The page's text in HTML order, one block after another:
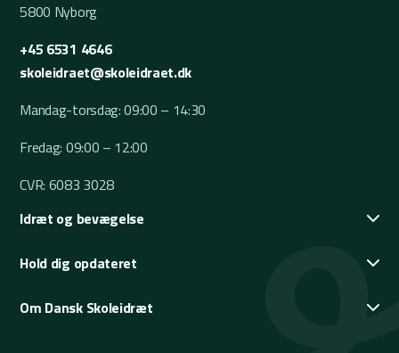
5800 Nyborg
+45 6531 4646
skoleidraet@skoleidraet.dk
Mandag-torsdag: 09:00 – 14:30
Fredag: 09:00 – 12:00
CVR: 6083 3028
Idræt og bevægelse
Hold dig opdateret
Om Dansk Skoleidræt